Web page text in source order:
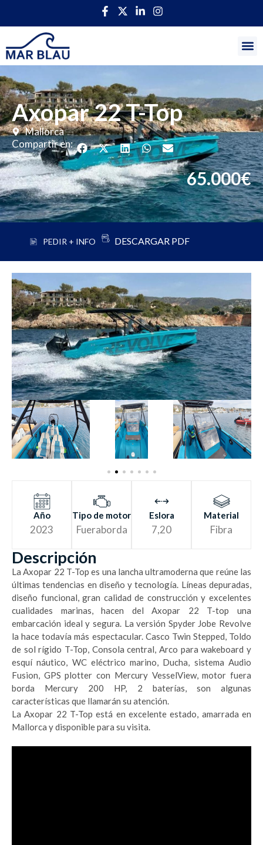
Axopar 22 T-Top
Mallorca
Compartir en:
65.000€
PEDIR + INFO DESCARGAR PDF
Año
2023
Tipo de motor
Fueraborda
Eslora
7,20
Material
Fibra
Descripción
La Axopar 22 T-Top es una lancha ultramoderna que reúne las
últimas tendencias en diseño y tecnología. Líneas depuradas,
diseño funcional, gran calidad de construcción y excelentes
cualidades marinas, hacen del Axopar 22 T-top una
embarcación ideal y segura. La versión Spyder Jobe Revolve
la hace todavía más espectacular. Casco Twin Stepped, Toldo
de sol rígido T-Top, Consola central, Arco para wakeboard y
esquí náutico, WC eléctrico marino, Ducha, sistema Audio
Fusion, GPS plotter con Mercury VesselView, motor fuera
borda Mercury 200 HP, 2 baterías, son algunas
características que llamarán su atención.
La Axopar 22 T-Top está en excelente estado, amarrada en
Mallorca y disponible para su visita.